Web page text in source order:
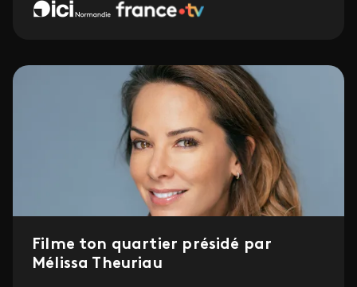
Filme ton quartier présidé par
Mélissa Theuriau